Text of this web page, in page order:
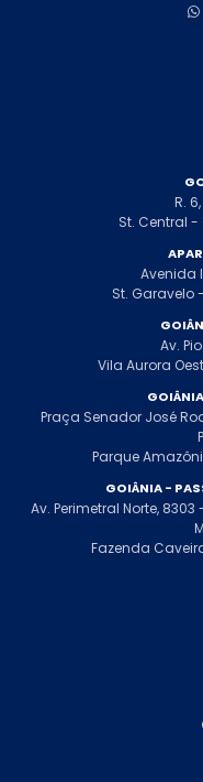
R.
St. Central
Avenida
St. Garavelo
Av.
Vila Aurora
Praça Senador José
Parque
GOIÂNIA -
Av. Perimetral Norte,
Fazenda